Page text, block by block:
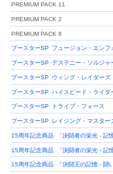
PREMIUM PACK 11
PREMIUM PACK 2
PREMIUM PACK 8
ブースターSP フュージョン・エンフ
ブースターSP デステニー・ソルジャ
ブースターSP ウィング・レイダーズ
ブースターSP ハイスピード・ライダ
ブースターSP トライブ・フォース
ブースターSP レイジング・マスター
15周年記念商品 「決闘者の栄光 - 記
15周年記念商品 「決闘者の栄光 - 記
15周年記念商品 「決闘王の記憶 - 闘